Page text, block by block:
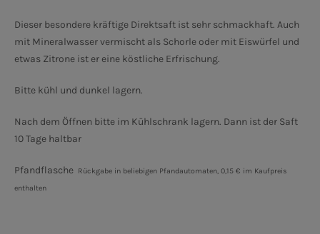
Dieser besondere kräftige Direktsaft ist sehr schmackhaft. Auch
mit Mineralwasser vermischt als Schorle oder mit Eiswürfel und
etwas Zitrone ist er eine köstliche Erfrischung.
Bitte kühl und dunkel lagern.
Nach dem Öffnen bitte im Kühlschrank lagern. Dann ist der Saft
10 Tage haltbar
Pfandflasche Rückgabe in beliebigen Pfandautomaten, 0,15 € im Kaufpreis
enthalten